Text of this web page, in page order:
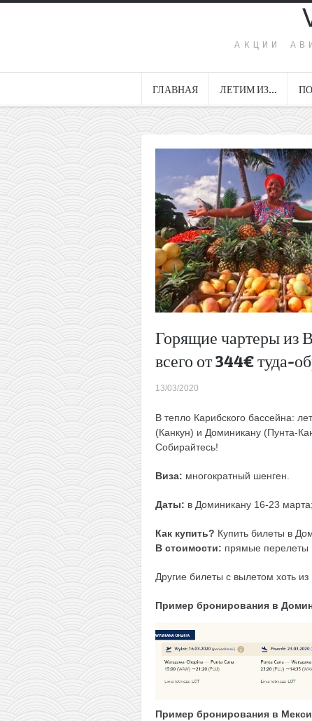
АКЦИИ
ГЛАВНАЯ ЛЕТИМ ИЗ…
Горящие чартеры из
всего от 344€ туда-
13/03/2020
В тепло Карибского бассейна:
(Канкун) и Доминикану (Пунта-
Собирайтесь!
Виза: многократный шенген.
Даты: в Доминикану 16-23
Как купить? Купить билеты в
В стоимости: прямые перелеты
Другие билеты с вылетом хоть
Пример бронирования в
Пример бронирования в